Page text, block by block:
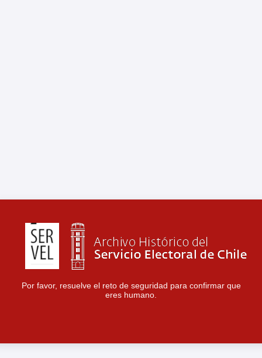
Por favor, resuelve el reto de seguridad para confirmar que
eres humano.